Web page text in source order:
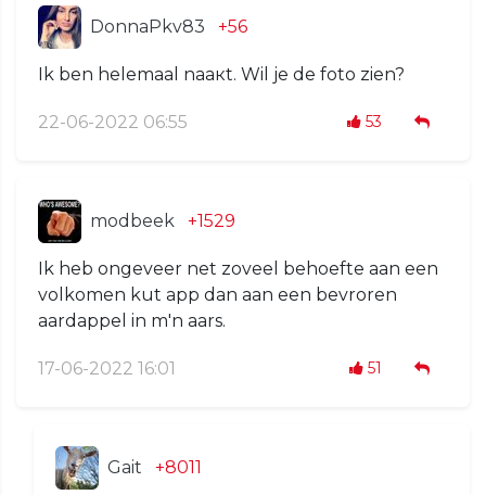
DonnaPkv83 +56
Ik bеn hеlеmааl nаaкt. Wil jе dе foto zien?
22-06-2022 06:55 53
modbeek +1529
Ik heb ongeveer net zoveel behoefte aan een
volkomen kut app dan aan een bevroren
aardappel in m'n aars.
17-06-2022 16:01 51
Gait +8011